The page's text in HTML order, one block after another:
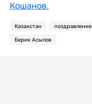
Кошанов.
Казахстан поздравление
Берик Асылов